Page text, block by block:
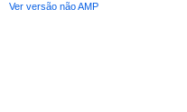
Ver versão não AMP